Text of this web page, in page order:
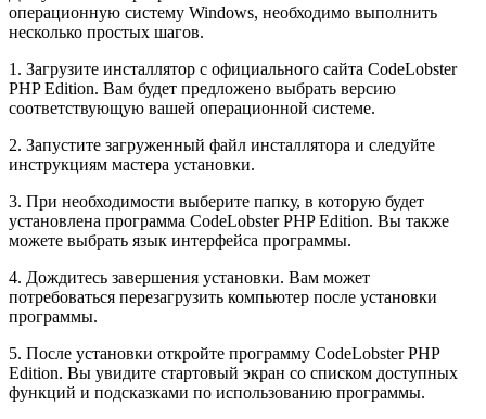
операционную систему Windows, необходимо выполнить
несколько простых шагов.
1. Загрузите инсталлятор с официального сайта CodeLobster
PHP Edition. Вам будет предложено выбрать версию
соответствующую вашей операционной системе.
2. Запустите загруженный файл инсталлятора и следуйте
инструкциям мастера установки.
3. При необходимости выберите папку, в которую будет
установлена программа CodeLobster PHP Edition. Вы также
можете выбрать язык интерфейса программы.
4. Дождитесь завершения установки. Вам может
потребоваться перезагрузить компьютер после установки
программы.
5. После установки откройте программу CodeLobster PHP
Edition. Вы увидите стартовый экран со списком доступных
функций и подсказками по использованию программы.